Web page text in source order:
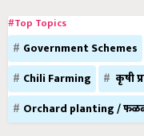
#Top Topics
Government Schemes
Chili Farming
कृषी
Orchard planting /